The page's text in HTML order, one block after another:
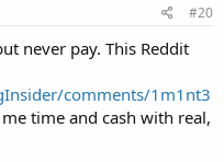
#20
never pay. This Reddit
comments/1m1nt3
time and cash with real,